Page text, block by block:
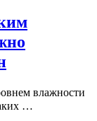
влажности
…